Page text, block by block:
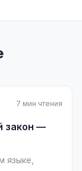
7 мин чтения
закон —
языке,